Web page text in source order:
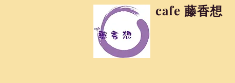
cafe 藤香想